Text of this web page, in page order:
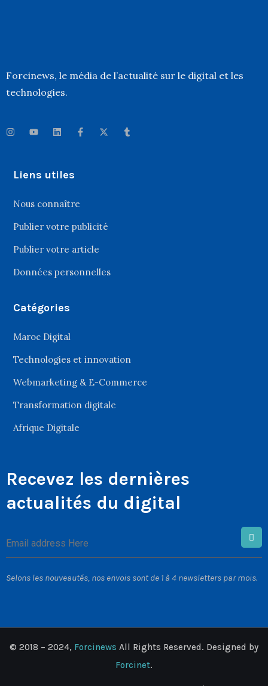
Forcinews, le média de l’actualité sur le digital et les
technologies.
Liens utiles
Nous connaître
Publier votre publicité
Publier votre article
Données personnelles
Catégories
Maroc Digital
Technologies et innovation
Webmarketing & E-Commerce
Transformation digitale
Afrique Digitale
Recevez les dernières
actualités du digital
Selons les nouveautés, nos envois sont de 1 à 4 newsletters par mois.
© 2018 – 2024, Forcinews All Rights Reserved. Designed by
Forcinet.